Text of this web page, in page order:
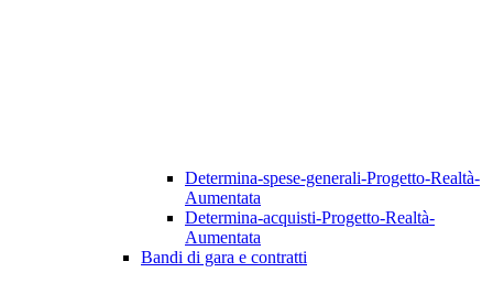
Determina-spese-generali-Progetto-Realtà-
Aumentata
Determina-acquisti-Progetto-Realtà-
Aumentata
Bandi di gara e contratti